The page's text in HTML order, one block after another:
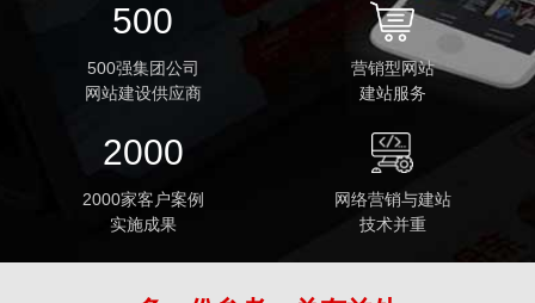
500
500强集团公司
网站建设供应商
营销型网站
建站服务
2000
2000家客户案例
实施成果
网络营销与建站
技术并重